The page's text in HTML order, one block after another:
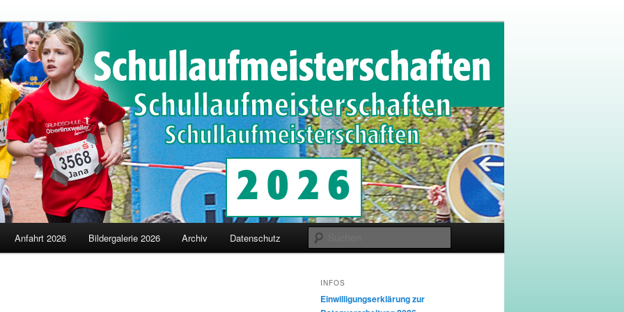
in Merzig
Anfahrt 2026 Bildergalerie 2026 Archiv Datenschutz
INFOS
Einwilligungserklärung zur